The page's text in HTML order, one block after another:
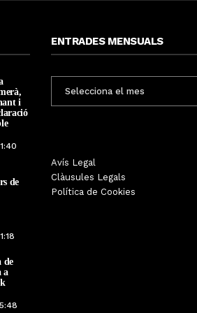
i
de
de
a
ENTRADES MENSUALS
MENSUALS
Avís Legal
Clàusules Legals
Política de Cookies
Món Sant
valor de la
- 08:28
protagonista de la
Cinema Espiritual de